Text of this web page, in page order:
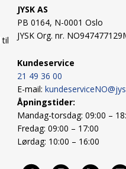
til
JYSK AS
PB 0164, N-0001 Oslo
JYSK Org. nr.
Kundeservice
21 49 36 00
E-mail:
Åpningstider:
Mandag-torsdag: 09:00 –
Fredag: 09:00 – 17:00
Lørdag: 10:00 – 16:00